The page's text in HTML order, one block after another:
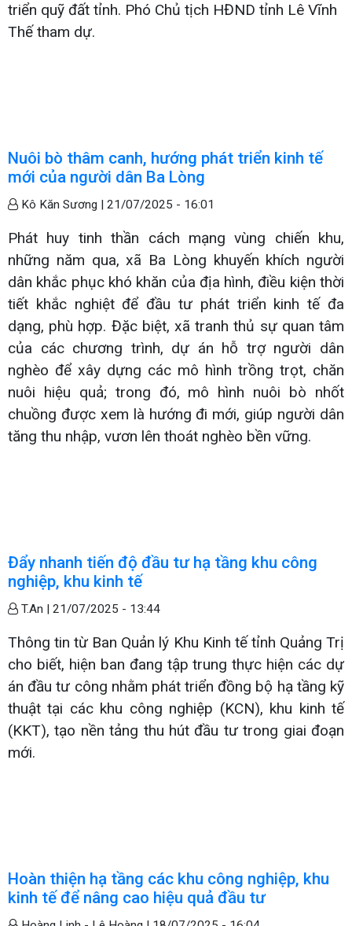
triển quỹ đất tỉnh. Phó Chủ tịch HĐND tỉnh Lê Vĩnh
Thế tham dự.
Nuôi bò thâm canh, hướng phát triển kinh tế
mới của người dân Ba Lòng
Kô Kăn Sương | 21/07/2025 - 16:01
Phát huy tinh thần cách mạng vùng chiến khu,
những năm qua, xã Ba Lòng khuyến khích người
dân khắc phục khó khăn của địa hình, điều kiện thời
tiết khắc nghiệt để đầu tư phát triển kinh tế đa
dạng, phù hợp. Đặc biệt, xã tranh thủ sự quan tâm
của các chương trình, dự án hỗ trợ người dân
nghèo để xây dựng các mô hình trồng trọt, chăn
nuôi hiệu quả; trong đó, mô hình nuôi bò nhốt
chuồng được xem là hướng đi mới, giúp người dân
tăng thu nhập, vươn lên thoát nghèo bền vững.
Đẩy nhanh tiến độ đầu tư hạ tầng khu công
nghiệp, khu kinh tế
T.An | 21/07/2025 - 13:44
Thông tin từ Ban Quản lý Khu Kinh tế tỉnh Quảng Trị
cho biết, hiện ban đang tập trung thực hiện các dự
án đầu tư công nhằm phát triển đồng bộ hạ tầng kỹ
thuật tại các khu công nghiệp (KCN), khu kinh tế
(KKT), tạo nền tảng thu hút đầu tư trong giai đoạn
mới.
Hoàn thiện hạ tầng các khu công nghiệp, khu
kinh tế để nâng cao hiệu quả đầu tư